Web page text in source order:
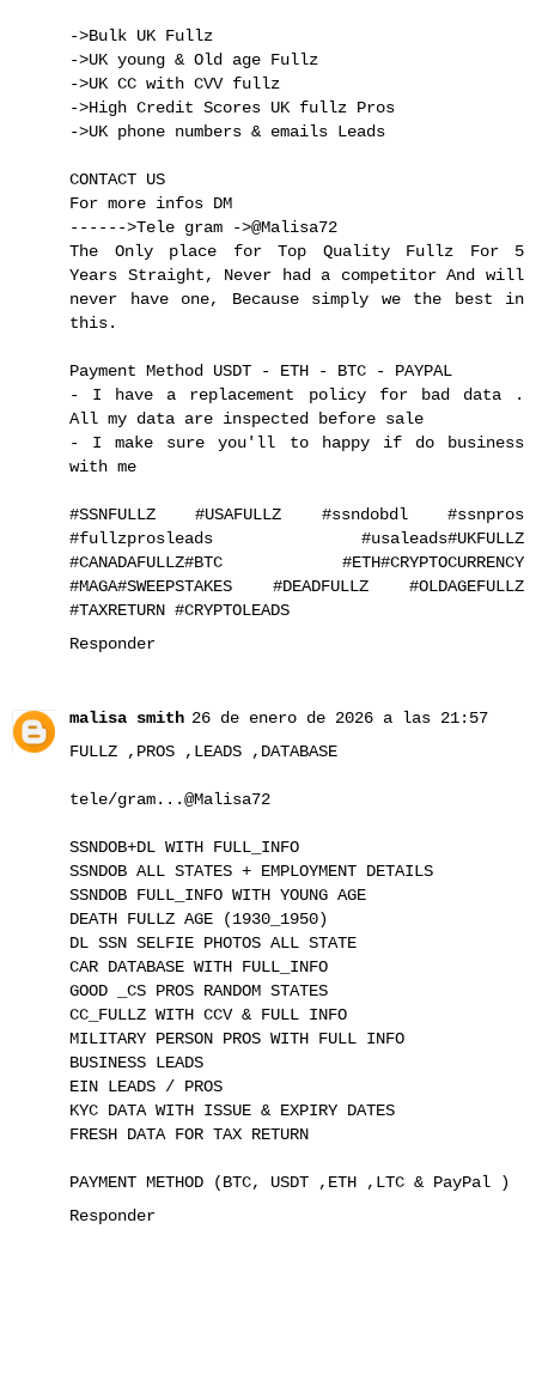
->Bulk UK Fullz
->UK young & Old age Fullz
->UK CC with CVV fullz
->High Credit Scores UK fullz Pros
->UK phone numbers & emails Leads
CONTACT US
For more infos DM
------>Tele gram ->@Malisa72
The Only place for Top Quality Fullz For 5
Years Straight, Never had a competitor And will
never have one, Because simply we the best in
this.
Payment Method USDT - ETH - BTC - PAYPAL
- I have a replacement policy for bad data .
All my data are inspected before sale
- I make sure you'll to happy if do business
with me
#SSNFULLZ #USAFULLZ #ssndobdl #ssnpros
#fullzprosleads #usaleads#UKFULLZ
#CANADAFULLZ#BTC #ETH#CRYPTOCURRENCY
#MAGA#SWEEPSTAKES #DEADFULLZ #OLDAGEFULLZ
#TAXRETURN #CRYPTOLEADS
Responder
malisa smith 26 de enero de 2026 a las 21:57
FULLZ ,PROS ,LEADS ,DATABASE
tele/gram...@Malisa72
SSNDOB+DL WITH FULL_INFO
SSNDOB ALL STATES + EMPLOYMENT DETAILS
SSNDOB FULL_INFO WITH YOUNG AGE
DEATH FULLZ AGE (1930_1950)
DL SSN SELFIE PHOTOS ALL STATE
CAR DATABASE WITH FULL_INFO
GOOD _CS PROS RANDOM STATES
CC_FULLZ WITH CCV & FULL INFO
MILITARY PERSON PROS WITH FULL INFO
BUSINESS LEADS
EIN LEADS / PROS
KYC DATA WITH ISSUE & EXPIRY DATES
FRESH DATA FOR TAX RETURN
PAYMENT METHOD (BTC, USDT ,ETH ,LTC & PayPal )
Responder